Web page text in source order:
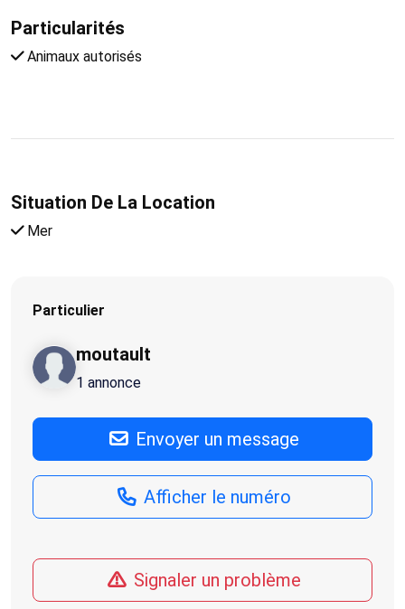
Particularités
Animaux autorisés
Situation De La Location
Mer
Particulier
moutault
1 annonce
Envoyer un message
Afficher le numéro
Signaler un problème